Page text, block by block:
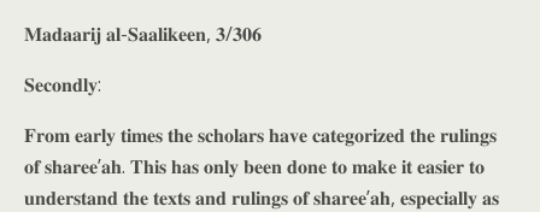
𝐌𝐚𝐝𝐚𝐚𝐫𝐢𝐣 𝐚𝐥-𝐒𝐚𝐚𝐥𝐢𝐤𝐞𝐞𝐧, 𝟑/𝟑𝟎𝟔
𝐒𝐞𝐜𝐨𝐧𝐝𝐥𝐲:
𝐅𝐫𝐨𝐦 𝐞𝐚𝐫𝐥𝐲 𝐭𝐢𝐦𝐞𝐬 𝐭𝐡𝐞 𝐬𝐜𝐡𝐨𝐥𝐚𝐫𝐬 𝐡𝐚𝐯𝐞 𝐜𝐚𝐭𝐞𝐠𝐨𝐫𝐢𝐳𝐞𝐝 𝐭𝐡𝐞 𝐫𝐮𝐥𝐢𝐧𝐠𝐬
𝐨𝐟 𝐬𝐡𝐚𝐫𝐞𝐞’𝐚𝐡. 𝐓𝐡𝐢𝐬 𝐡𝐚𝐬 𝐨𝐧𝐥𝐲 𝐛𝐞𝐞𝐧 𝐝𝐨𝐧𝐞 𝐭𝐨 𝐦𝐚𝐤𝐞 𝐢𝐭 𝐞𝐚𝐬𝐢𝐞𝐫 𝐭𝐨
𝐮𝐧𝐝𝐞𝐫𝐬𝐭𝐚𝐧𝐝 𝐭𝐡𝐞 𝐭𝐞𝐱𝐭𝐬 𝐚𝐧𝐝 𝐫𝐮𝐥𝐢𝐧𝐠𝐬 𝐨𝐟 𝐬𝐡𝐚𝐫𝐞𝐞’𝐚𝐡, 𝐞𝐬𝐩𝐞𝐜𝐢𝐚𝐥𝐥𝐲 𝐚𝐬